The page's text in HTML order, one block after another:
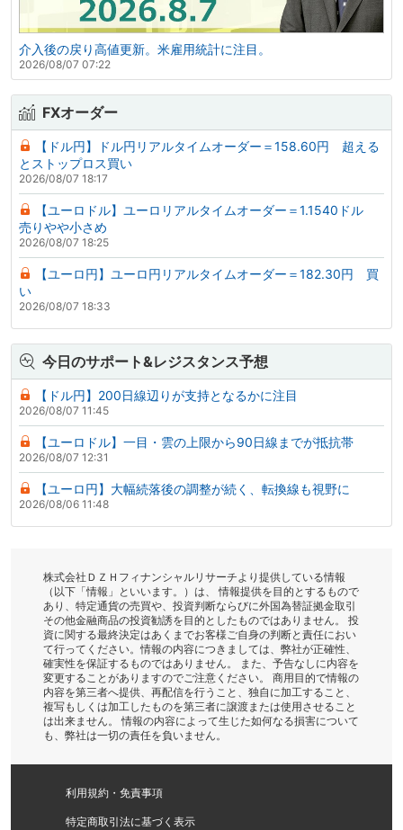
介入後の戻り高値更新。米雇用統計に注目。
2026/08/07 07:22
FXオーダー
【ドル円】ドル円リアルタイムオーダー＝158.60円 超える
とストップロス買い
2026/08/07 18:17
【ユーロドル】ユーロリアルタイムオーダー＝1.1540ドル
売りやや小さめ
2026/08/07 18:25
【ユーロ円】ユーロ円リアルタイムオーダー＝182.30円 買
い
2026/08/07 18:33
今日のサポート&レジスタンス予想
【ドル円】200日線辺りが支持となるかに注目
2026/08/07 11:45
【ユーロドル】一目・雲の上限から90日線までが抵抗帯
2026/08/07 12:31
【ユーロ円】大幅続落後の調整が続く、転換線も視野に
2026/08/06 11:48
株式会社ＤＺＨフィナンシャルリサーチより提供している情報
（以下「情報」といいます。）は、 情報提供を目的とするもので
あり、特定通貨の売買や、投資判断ならびに外国為替証拠金取引
その他金融商品の投資勧誘を目的としたものではありません。 投
資に関する最終決定はあくまでお客様ご自身の判断と責任におい
て行ってください。情報の内容につきましては、弊社が正確性、
確実性を保証するものではありません。 また、予告なしに内容を
変更することがありますのでご注意ください。 商用目的で情報の
内容を第三者へ提供、再配信を行うこと、独自に加工すること、
複写もしくは加工したものを第三者に譲渡または使用させること
は出来ません。 情報の内容によって生じた如何なる損害について
も、弊社は一切の責任を負いません。
利用規約・免責事項
特定商取引法に基づく表示